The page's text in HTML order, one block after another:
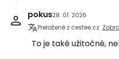
pokus28. 01. 2026
Preložené z cestee.cz
To je také užitočné,